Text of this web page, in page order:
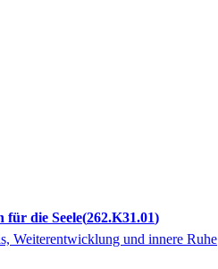
für die Seele 262.K31.01
Weiterentwicklung und innere Ruhe